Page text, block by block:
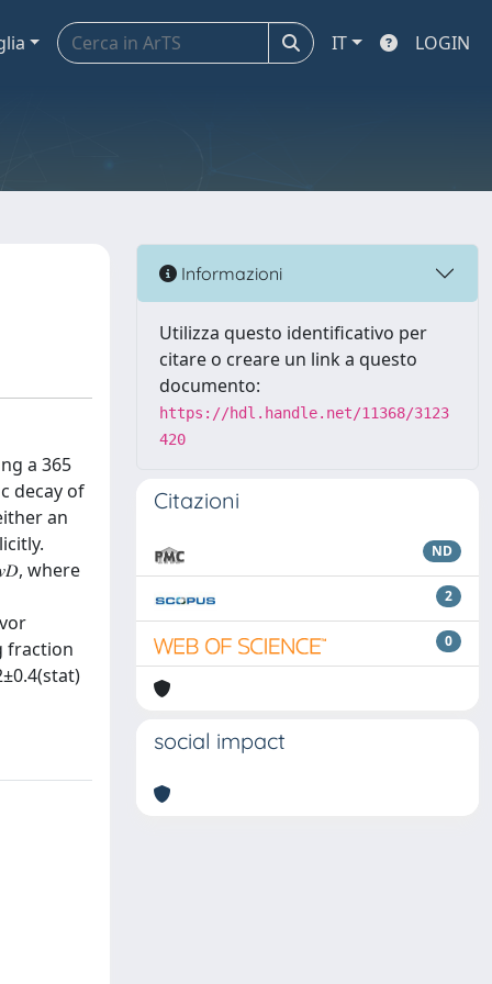
IT LOGIN
a 365
decay of
an
where
fraction
Informazioni
Utilizza questo identificativo per
citare o creare un link a questo
documento:
https://hdl.handle.net/11368/3123
420
Citazioni
ND
2
0
social impact